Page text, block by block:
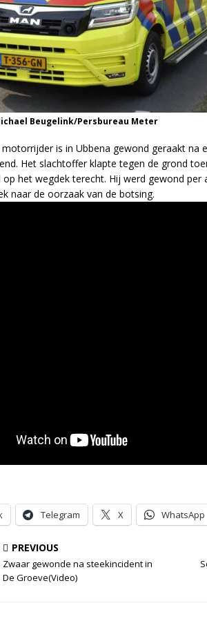
Beugelink/Persbureau Meter
motorrijder is in Ubbena gewond geraakt na
Het slachtoffer klapte tegen de grond
het wegdek terecht. Hij werd gewond per
naar de oorzaak van de botsing.
Telegram X WhatsApp
PREVIOUS
Zwaar gewonde na steekincident in
De Groeve(Video)